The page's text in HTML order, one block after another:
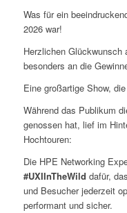
Was für ein
2026 war!
Herzlichen Glückwunsch
besonders an die
Eine großartige Show,
Während das Publikum
genossen hat, lief im
Hochtouren:
Die HPE Networking
#UXIInTheWild dafür,
und Besucher jederzeit
performant und sicher.